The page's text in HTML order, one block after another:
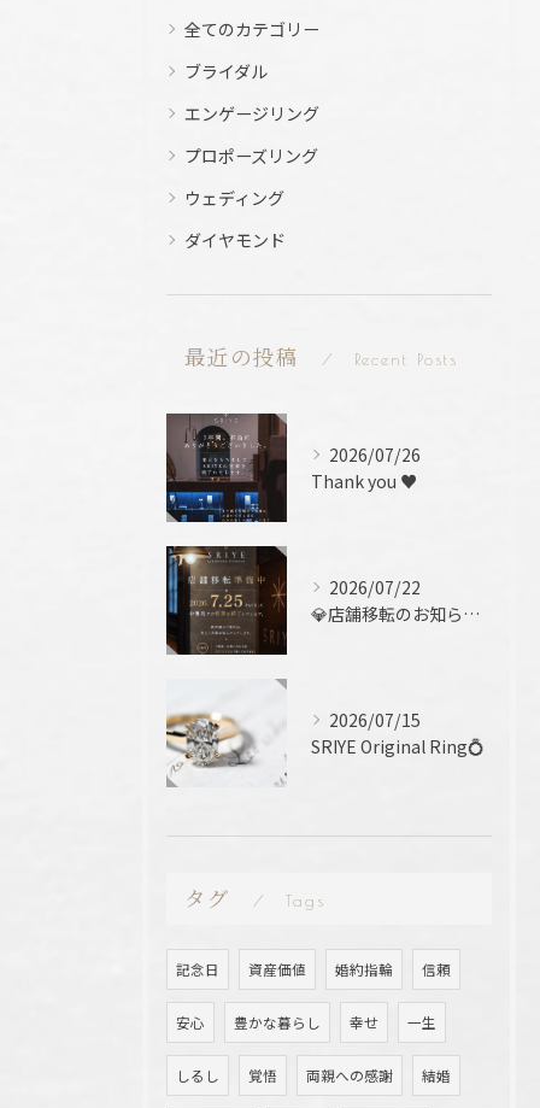
全てのカテゴリー
ブライダル
エンゲージリング
プロポーズリング
ウェディング
ダイヤモンド
最近の投稿 Recent Posts
2026/07/26
Thank you ♥️
2026/07/22
💎店舗移転のお知らせ 💎
2026/07/15
SRIYE Original Ring💍
タグ Tags
記念日 資産価値 婚約指輪 信頼
安心 豊かな暮らし 幸せ 一生
しるし 覚悟 両親への感謝 結婚